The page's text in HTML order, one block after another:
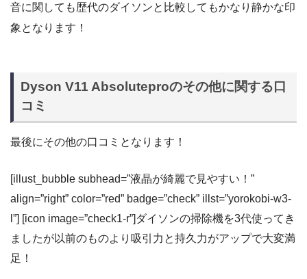
音に関しても歴代のダイソンと比較してもかなり静かな印
象となります！
Dyson V11 Absoluteproのその他に関する口
コミ
最後にその他の口コミとなります！
[illust_bubble subhead=”液晶が綺麗で見やすい！”
align=”right” color=”red” badge=”check” illst=”yorokobi-w3-
l”] [icon image=”check1-r”]ダイソンの掃除機を3代使ってき
ましたが以前のものより吸引力と持久力がアップで大変満
足！